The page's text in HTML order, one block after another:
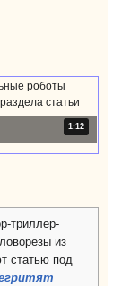
роботы
статьи
1:12
триллер-
из
статью под